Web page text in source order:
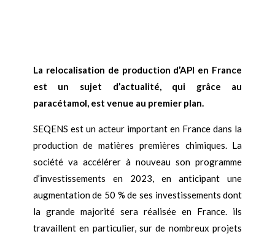
La relocalisation de production d’API en France
est un sujet d’actualité, qui grâce au
paracétamol, est venue au premier plan.
SEQENS est un acteur important en France dans la
production de matières premières chimiques. La
société va accélérer à nouveau son programme
d’investissements en 2023, en anticipant une
augmentation de 50 % de ses investissements dont
la grande majorité sera réalisée en France. ils
travaillent en particulier, sur de nombreux projets